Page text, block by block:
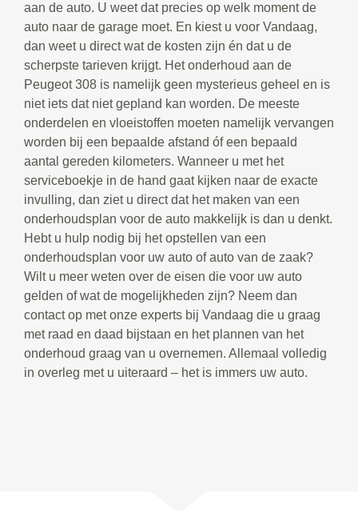
aan de auto. U weet dat precies op welk moment de
auto naar de garage moet. En kiest u voor Vandaag,
dan weet u direct wat de kosten zijn én dat u de
scherpste tarieven krijgt. Het onderhoud aan de
Peugeot 308 is namelijk geen mysterieus geheel en is
niet iets dat niet gepland kan worden. De meeste
onderdelen en vloeistoffen moeten namelijk vervangen
worden bij een bepaalde afstand óf een bepaald
aantal gereden kilometers. Wanneer u met het
serviceboekje in de hand gaat kijken naar de exacte
invulling, dan ziet u direct dat het maken van een
onderhoudsplan voor de auto makkelijk is dan u denkt.
Hebt u hulp nodig bij het opstellen van een
onderhoudsplan voor uw auto of auto van de zaak?
Wilt u meer weten over de eisen die voor uw auto
gelden of wat de mogelijkheden zijn? Neem dan
contact op met onze experts bij Vandaag die u graag
met raad en daad bijstaan en het plannen van het
onderhoud graag van u overnemen. Allemaal volledig
in overleg met u uiteraard – het is immers uw auto.